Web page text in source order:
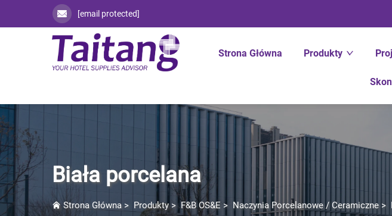
[email protected]
Strona Główna Produkty
Biała porcelana
Strona Główna > Produkty>F&B OS&E > Naczynia Porcelanowe / Ceramiczne >